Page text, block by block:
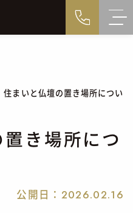
住まいと仏壇の置き場所について
き場所につ
公開日： 2026.02.16